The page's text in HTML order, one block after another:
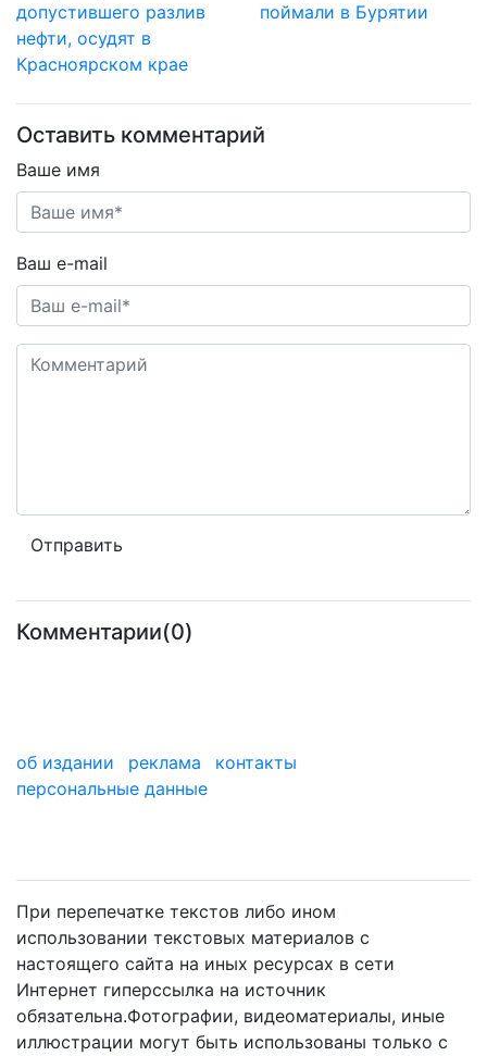
допустившего разлив
нефти, осудят в
Красноярском крае
поймали в Бурятии
Оставить комментарий
Ваше имя
Ваш e-mail
Комментарии(0)
об издании реклама
контакты
персональные данные
При перепечатке текстов либо ином
использовании текстовых материалов с
настоящего сайта на иных ресурсах в сети
Интернет гиперссылка на источник
обязательна.Фотографии, видеоматериалы, иные
иллюстрации могут быть использованы только с